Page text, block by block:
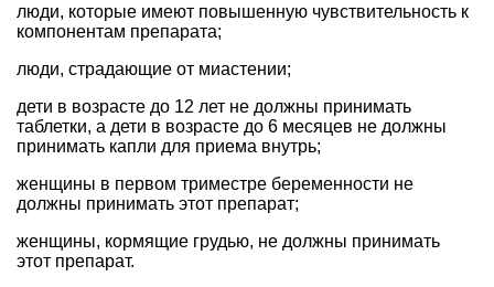
люди, которые имеют повышенную чувствительность к
компонентам препарата;
люди, страдающие от миастении;
дети в возрасте до 12 лет не должны принимать
таблетки, а дети в возрасте до 6 месяцев не должны
принимать капли для приема внутрь;
женщины в первом триместре беременности не
должны принимать этот препарат;
женщины, кормящие грудью, не должны принимать
этот препарат.